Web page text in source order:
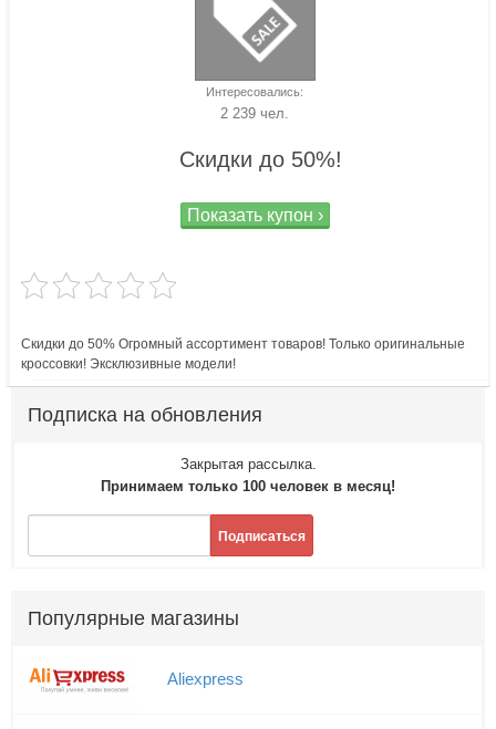
Интересовались:
2 239 чел.
Скидки до 50%!
Показать купон ›
Скидки до 50% Огромный ассортимент товаров! Только оригинальные
кроссовки! Эксклюзивные модели!
Подписка на обновления
Закрытая рассылка.
Принимаем только 100 человек в месяц!
Подписаться
Популярные магазины
Aliexpress